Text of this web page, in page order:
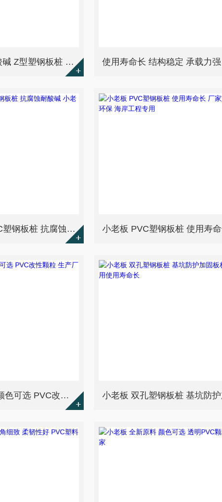
小老板 抗腐蚀耐酸碱 Z型塑钢板桩 源头工厂 安装便捷 水利防洪工程
基坑防护加固 PVC塑钢板桩 抗腐蚀耐酸碱 小老板
小老板 全新粒料 颜色可选 PVC改性颗粒 生产厂家 电工电器专用料